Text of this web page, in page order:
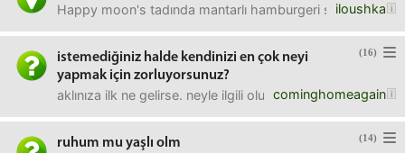
iloushka
Happy moon's tadında mantarlı hamburgeri şogzel olan
(16)
istemediğiniz halde kendinizi en çok neyi
yapmak için zorluyorsunuz?
cominghomeagain
aklınıza ilk ne gelirse. neyle ilgili olursa.
(14)
ruhum mu yaşlı olm